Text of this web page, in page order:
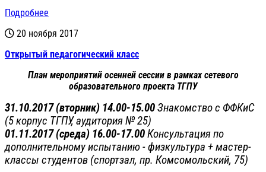
Подробнее
20 ноября 2017
Открытый педагогический класс
План мероприятий осенней сессии в рамках сетевого
образовательного проекта ТГПУ
31.10.2017 (вторник) 14.00-15.00Знакомство с ФФКиС
(5 корпус ТГПУ, аудитория № 25)
01.11.2017 (среда) 16.00-17.00Консультация по
дополнительному испытанию - физкультура + мастер-
классы студентов (спортзал, пр. Комсомольский, 75)